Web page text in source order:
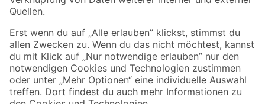
Sicher einkaufen
Jetzt die toom-App herunterladen